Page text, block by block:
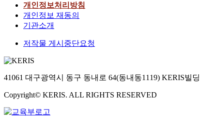
개인정보처리방침
개인정보 재동의
기관소개
저작물 게시중단요청
41061 대구광역시 동구 동내로 64(동내동1119) KERIS빌딩
Copyright© KERIS. ALL RIGHTS RESERVED